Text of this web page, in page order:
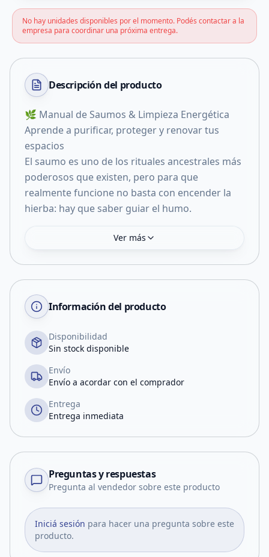
No hay unidades disponibles por el momento. Podés contactar a la
empresa para coordinar una próxima entrega.
Descripción del producto
🌿 Manual de Saumos & Limpieza Energética
Aprende a purificar, proteger y renovar tus
espacios
El saumo es uno de los rituales ancestrales más
poderosos que existen, pero para que
realmente funcione no basta con encender la
hierba: hay que saber guiar el humo.
Ver más
Información del producto
Disponibilidad
Sin stock disponible
Envío
Envío a acordar con el comprador
Entrega
Entrega inmediata
Preguntas y respuestas
Pregunta al vendedor sobre este producto
Iniciá sesión para hacer una pregunta sobre este
producto.